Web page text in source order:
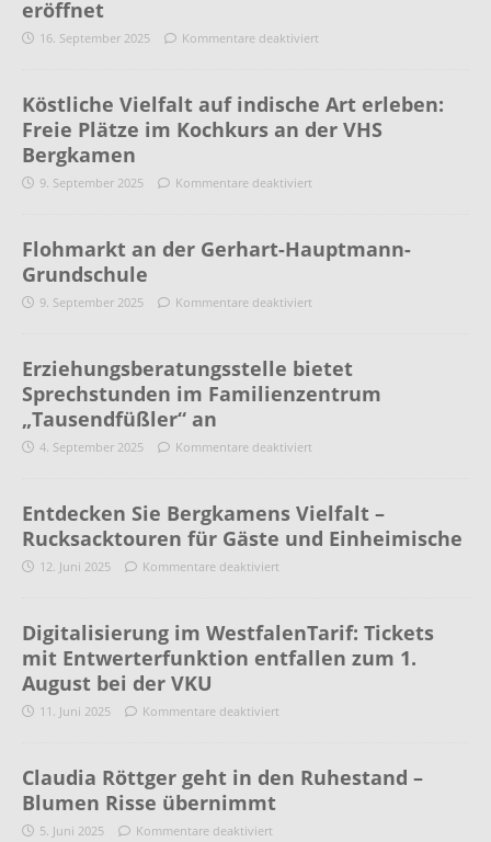
eröffnet
16. September 2025 Kommentare deaktiviert
Köstliche Vielfalt auf indische Art erleben:
Freie Plätze im Kochkurs an der VHS
Bergkamen
9. September 2025 Kommentare deaktiviert
Flohmarkt an der Gerhart-Hauptmann-
Grundschule
9. September 2025 Kommentare deaktiviert
Erziehungsberatungsstelle bietet
Sprechstunden im Familienzentrum
„Tausendfüßler“ an
4. September 2025 Kommentare deaktiviert
Entdecken Sie Bergkamens Vielfalt –
Rucksacktouren für Gäste und Einheimische
12. Juni 2025 Kommentare deaktiviert
Digitalisierung im WestfalenTarif: Tickets
mit Entwerterfunktion entfallen zum 1.
August bei der VKU
11. Juni 2025 Kommentare deaktiviert
Claudia Röttger geht in den Ruhestand –
Blumen Risse übernimmt
5. Juni 2025 Kommentare deaktiviert